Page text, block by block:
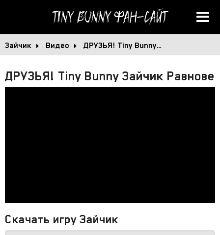
Tiny BunnyФан-сайт
Зайчик Видео ДРУЗЬЯ! Tiny Bunny…
ДРУЗЬЯ! Tiny Bunny Зайчик
Скачать игру Зайчик